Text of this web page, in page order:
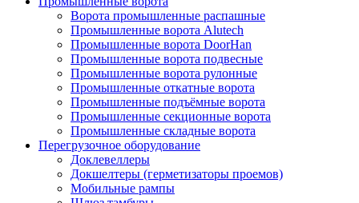
Ворота промышленные распашные
Промышленные ворота Alutech
Промышленные ворота DoorHan
Промышленные ворота подвесные
Промышленные ворота рулонные
Промышленные откатные ворота
Промышленные подъёмные ворота
Промышленные секционные ворота
Промышленные складные ворота
Перегрузочное оборудование
Доклевеллеры
Докшелтеры (герметизаторы проемов)
Мобильные рампы